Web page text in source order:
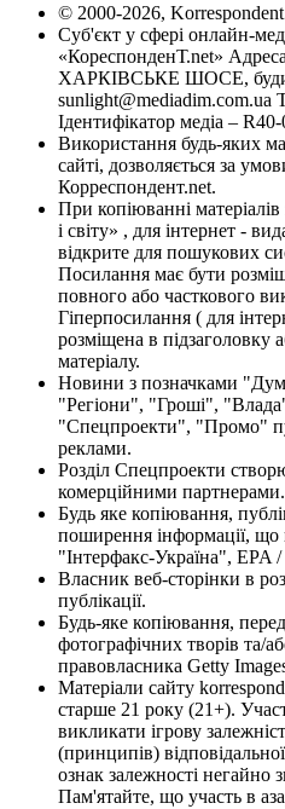
© 2000-2026,
Суб'єкт у сфері онлайн-
«КореспонденТ.net»
ХАРКІВСЬКЕ ШОСЕ,
sunlight@mediadim.com.ua
Ідентифікатор медіа –
Використання будь-яких
сайті, дозволяється за
Корреспондент.net.
При копіюванні
і світу» , для інтернет -
відкрите для пошукових
Посилання має бути
повного або часткового
Гіперпосилання ( для
розміщена в підзаголовку
матеріалу.
Новини з позначками
"Регіони", "Гроші",
"Спецпроекти", "Промо"
реклами.
Розділ Спецпроекти
комерційними партнерами.
Будь яке копіювання,
поширення інформації, що
"Інтерфакс-Україна", EPA
Власник веб-сторінки в
публікації.
Будь-яке копіювання,
фотографічних творів та/
правовласника Getty
Матеріали сайту
старше 21 року (21+).
викликати ігрову
(принципів)
ознак залежності негайно
Пам'ятайте, що участь в